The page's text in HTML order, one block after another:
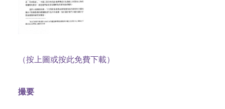
（按上圖或按此免費下載）
撮要